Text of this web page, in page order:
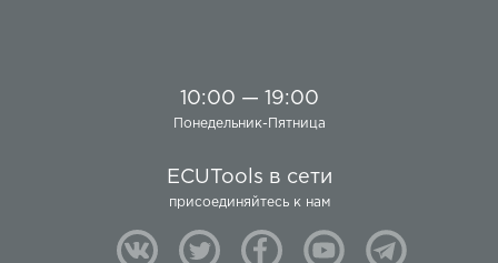
10:00 — 19:00
Понедельник-Пятница
ECUTools в сети
присоединяйтесь к нам